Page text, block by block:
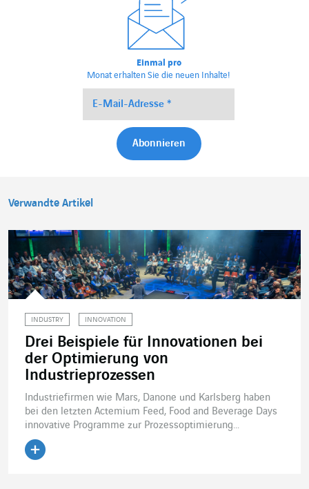
Einmal pro
Monat erhalten Sie die neuen Inhalte!
Verwandte Artikel
INDUSTRY INNOVATION
Drei Beispiele für Innovationen bei
der Optimierung von
Industrieprozessen
Industriefirmen wie Mars, Danone und Karlsberg haben
bei den letzten Actemium Feed, Food and Beverage Days
innovative Programme zur Prozessoptimierung...